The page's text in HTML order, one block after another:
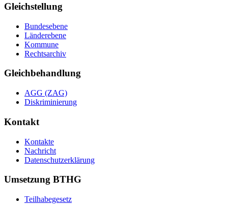
Gleichstellung
Bundesebene
Länderebene
Kommune
Rechtsarchiv
Gleichbehandlung
AGG (ZAG)
Diskriminierung
Kontakt
Kontakte
Nachricht
Datenschutzerklärung
Umsetzung BTHG
Teilhabegesetz